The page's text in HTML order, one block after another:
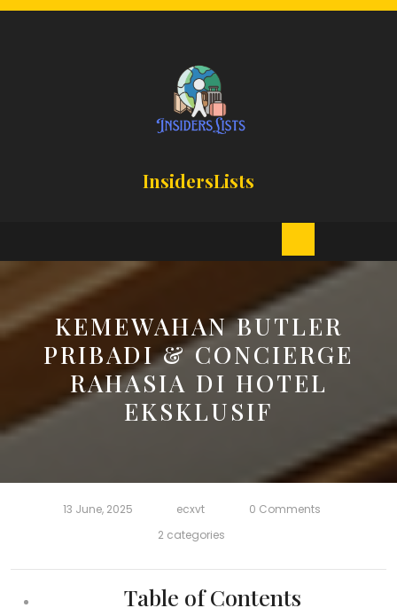
Skip
InsidersLists
Open
Button
KEMEWAHAN BUTLER
PRIBADI & CONCIERGE
RAHASIA DI HOTEL
EKSKLUSIF
13 June, 2025 ecxvt
0 Comments
2 categories
Table of Contents